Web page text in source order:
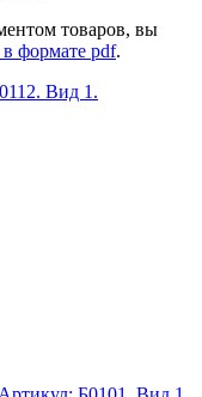
товаров, вы
в формате pdf.